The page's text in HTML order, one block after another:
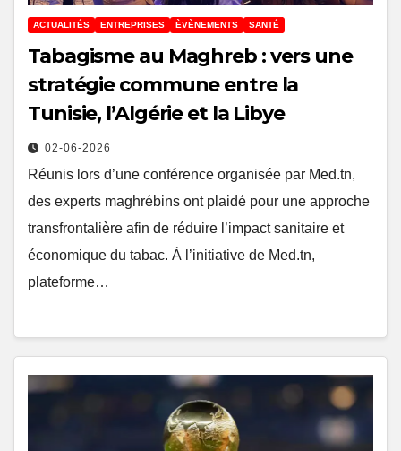
ACTUALITÉS ENTREPRISES ÈVÈNEMENTS SANTÉ
Tabagisme au Maghreb : vers une
stratégie commune entre la
Tunisie, l’Algérie et la Libye
02-06-2026
Réunis lors d’une conférence organisée par Med.tn,
des experts maghrébins ont plaidé pour une approche
transfrontalière afin de réduire l’impact sanitaire et
économique du tabac. À l’initiative de Med.tn,
plateforme…